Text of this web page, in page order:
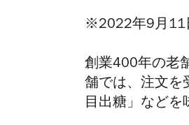
※2022年9月11
創業400年の老
舗では、注文を
目出糖」などを